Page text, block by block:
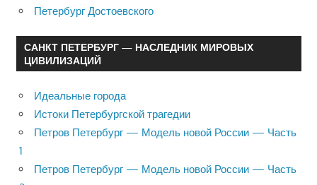
Петербург Достоевского
САНКТ ПЕТЕРБУРГ — НАСЛЕДНИК МИРОВЫХ
ЦИВИЛИЗАЦИЙ
Идеальные города
Истоки Петербургской трагедии
Петров Петербург — Модель новой России — Часть
1
Петров Петербург — Модель новой России — Часть